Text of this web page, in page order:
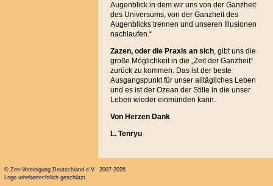
Augenblick in dem wir uns von der Ganzheit
des Universums, von der Ganzheit des
Augenblicks trennen und unseren Illusionen
nachlaufen.“
Zazen, oder die Praxis an sich, gibt uns die
große Möglichkeit in die „Zeit der Ganzheit“
zurück zu kommen. Das ist der beste
Ausgangspunkt für unser alltägliches Leben
und es ist der Ozean der Stille in die unser
Leben wieder einmünden kann.
Von Herzen Dank
L. Tenryu
© Zen-Vereinigung Deutschland e.V. 2007-2026
Logo urheberrechtlich geschützt.